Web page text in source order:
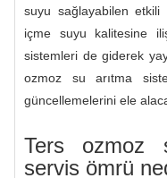
suyu sağlayabilen etkili
içme suyu kalitesine
sistemleri de giderek
ozmoz su arıtma
güncellemelerini ele
Ters ozmoz
servis ömrü